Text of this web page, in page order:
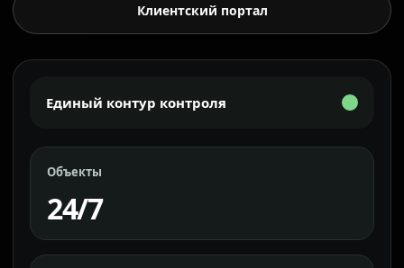
Клиентский портал
Единый контур контроля
Объекты
24/7